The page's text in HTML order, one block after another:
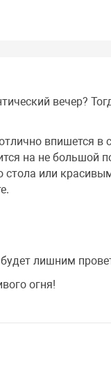
вечер?
впишется в
на не большой
стола или
лишним
огня!